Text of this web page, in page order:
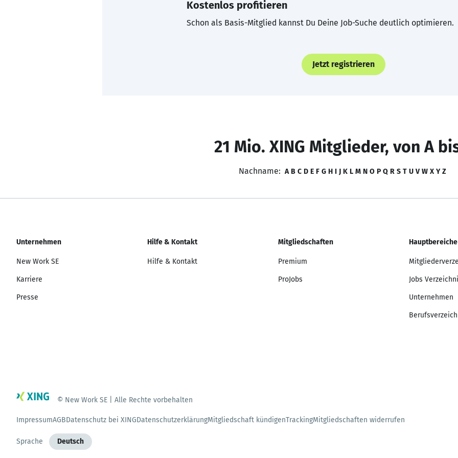
Kostenlos profitieren
Schon als Basis-Mitglied kannst Du Deine Job-Suche deutlich optimieren.
Jetzt registrieren
21 Mio. XING Mitglieder, von A
Nachname: A B C D E F G H I J K L M N O P Q R S T U V W X Y Z
Unternehmen
New Work SE
Karriere
Presse
Hilfe & Kontakt
Hilfe & Kontakt
Mitgliedschaften
Premium
ProJobs
Hauptbereiche
Jobs
Unternehmen
© New Work SE | Alle Rechte vorbehalten
ImpressumAGBDatenschutz bei XINGDatenschutzerklärungMitgliedschaft kündigenTrackingMitgliedschaften widerrufen
Sprache Deutsch